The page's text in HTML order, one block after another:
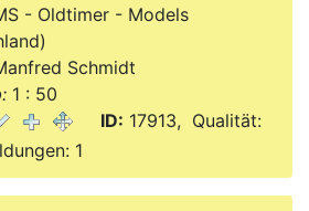
- Oldtimer - Models
Schmidt
1 : 50
ID: 17913, Qualität:
1